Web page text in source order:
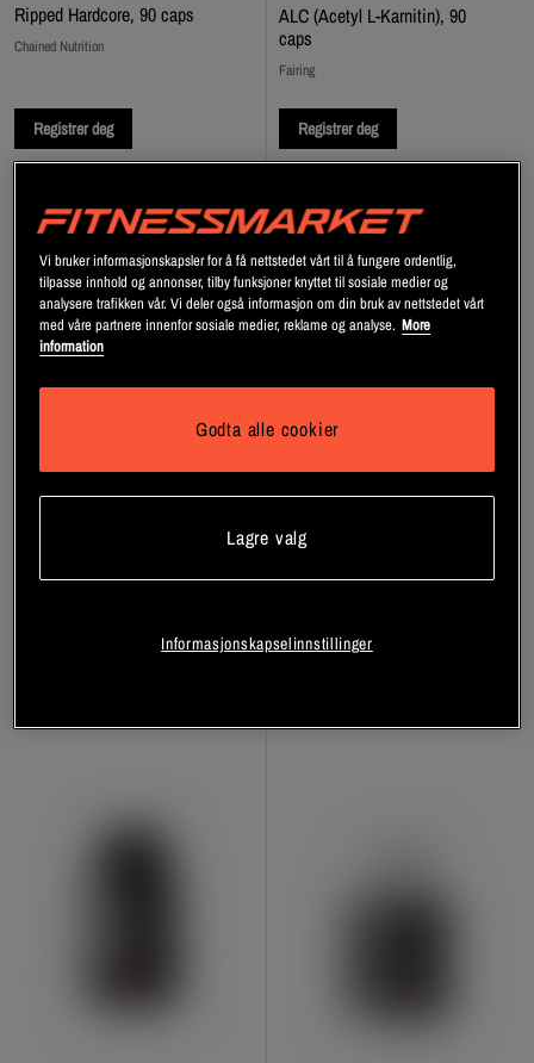
Ripped Hardcore, 90 caps
Chained Nutrition
Registrer deg
ALC (Acetyl L-Karnitin), 90
caps
Fairing
Registrer deg
kapsler
Vi bruker informasjonskapsler for å få nettstedet vårt til å fungere ordentlig,
tilpasse innhold og annonser, tilby funksjoner knyttet til sosiale medier og
analysere trafikken vår. Vi deler også informasjon om din bruk av nettstedet vårt
med våre partnere innenfor sosiale medier, reklame og analyse. More
information
Godta alle cookier
Lagre valg
Informasjonskapselinnstillinger